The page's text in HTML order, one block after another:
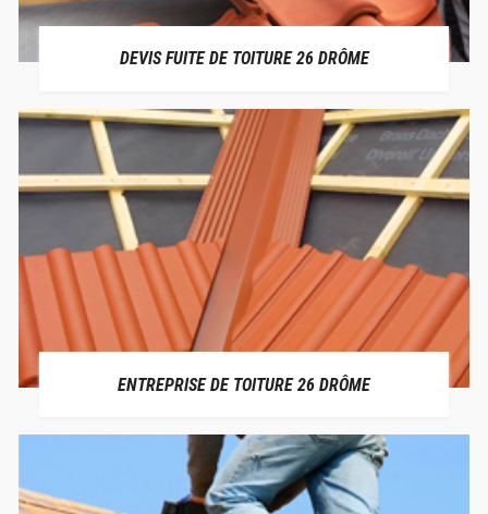
DEVIS FUITE DE TOITURE 26 DRÔME
ENTREPRISE DE TOITURE 26 DRÔME